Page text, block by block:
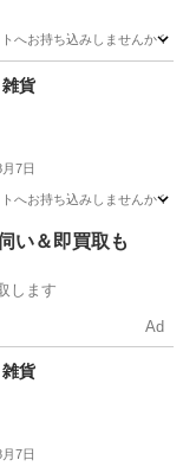
持ち込みしませんか？
貨
月7日
持ち込みしませんか？
い＆即買取も
します
Ad
貨
月7日